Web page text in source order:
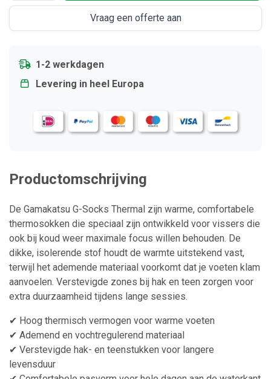
Vraag een offerte aan
1-2 werkdagen
Levering in heel Europa
Productomschrijving
De Gamakatsu G-Socks Thermal zijn warme, comfortabele
thermosokken die speciaal zijn ontwikkeld voor vissers die
ook bij koud weer maximale focus willen behouden. De
dikke, isolerende stof houdt de warmte uitstekend vast,
terwijl het ademende materiaal voorkomt dat je voeten klam
aanvoelen. Verstevigde zones bij hak en teen zorgen voor
extra duurzaamheid tijdens lange sessies.
✔ Hoog thermisch vermogen voor warme voeten
✔ Ademend en vochtregulerend materiaal
✔ Verstevigde hak- en teenstukken voor langere
levensduur